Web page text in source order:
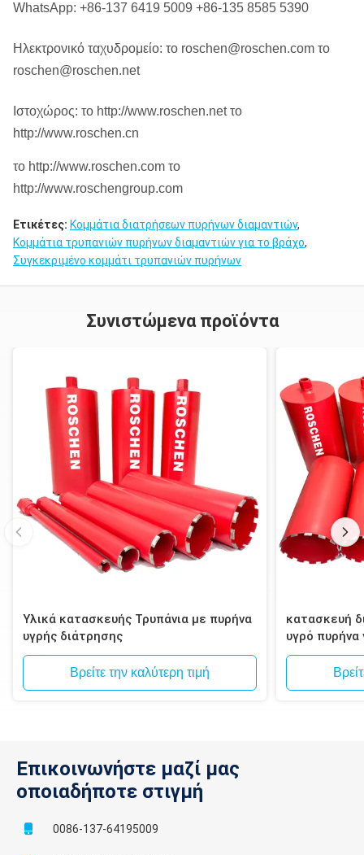
WhatsApp: +86-137 6419 5009 +86-135 8585 5390
Ηλεκτρονικό ταχυδρομείο: το roschen@roschen.com το
roschen@roschen.net
Ιστοχώρος: το http://www.roschen.net το
http://www.roschen.cn
το http://www.roschen.com το
http://www.roschengroup.com
Ετικέτες: Κομμάτια διατρήσεων πυρήνων διαμαντιών,
Κομμάτια τρυπανιών πυρήνων διαμαντιών για το βράχο,
Συγκεκριμένο κομμάτι τρυπανιών πυρήνων
Συνιστώμενα προϊόντα
Υλικά κατασκευής Τρυπάνια με πυρήνα
υγρής διάτρησης
Βρείτε την καλύτερη τιμή
κατασκευή
υγρό
τοιχοποιία,
Επικοινωνήστε μαζί μας
οποιαδήποτε στιγμή
0086-137-64195009